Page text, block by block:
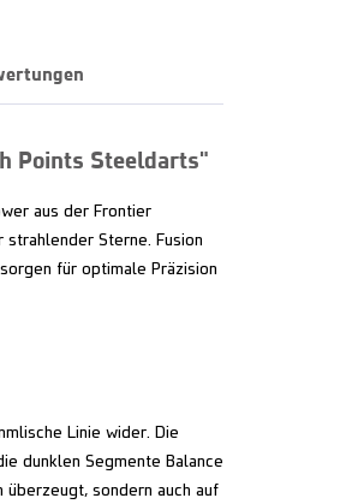
Points Steeldarts"
aus der Frontier
Sterne. Fusion
für optimale Präzision
Linie wider. Die
dunklen Segmente Balance
sondern auch auf